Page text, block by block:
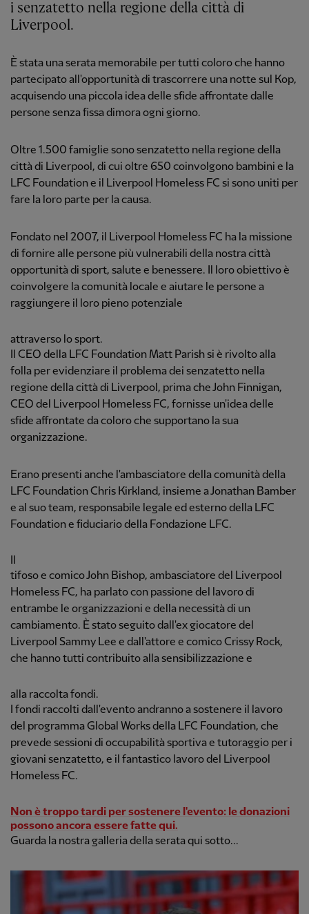
i senzatetto nella regione della città di
Liverpool.
È stata una serata memorabile per tutti coloro che hanno
partecipato all'opportunità di trascorrere una notte sul Kop,
acquisendo una piccola idea delle sfide affrontate dalle
persone senza fissa dimora ogni giorno.
Oltre 1.500 famiglie sono senzatetto nella regione della
città di Liverpool, di cui oltre 650 coinvolgono bambini e la
LFC Foundation e il Liverpool Homeless FC si sono uniti per
fare la loro parte per la causa.
Fondato nel 2007, il Liverpool Homeless FC ha la missione
di fornire alle persone più vulnerabili della nostra città
opportunità di sport, salute e benessere. Il loro obiettivo è
coinvolgere la comunità locale e aiutare le persone a
raggiungere il loro pieno potenziale
attraverso lo sport.
Il CEO della LFC Foundation Matt Parish si è rivolto alla
folla per evidenziare il problema dei senzatetto nella
regione della città di Liverpool, prima che John Finnigan,
CEO del Liverpool Homeless FC, fornisse un'idea delle
sfide affrontate da coloro che supportano la sua
organizzazione.
Erano presenti anche l'ambasciatore della comunità della
LFC Foundation Chris Kirkland, insieme a Jonathan Bamber
e al suo team, responsabile legale ed esterno della LFC
Foundation e fiduciario della Fondazione LFC.
tifoso e comico John Bishop, ambasciatore del Liverpool
Homeless FC, ha parlato con passione del lavoro di
entrambe le organizzazioni e della necessità di un
cambiamento. È stato seguito dall'ex giocatore del
Liverpool Sammy Lee e dall'attore e comico Crissy Rock,
che hanno tutti contribuito alla sensibilizzazione e
alla raccolta fondi.
I fondi raccolti dall'evento andranno a sostenere il lavoro
del programma Global Works della LFC Foundation, che
prevede sessioni di occupabilità sportiva e tutoraggio per i
giovani senzatetto, e il fantastico lavoro del Liverpool
Homeless FC.
Non è troppo tardi per sostenere l'evento: le donazioni
possono ancora essere fatte qui.
Guarda la nostra galleria della serata qui sotto...